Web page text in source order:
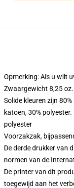
Opmerking: Als u wilt
Zwaargewicht 8,25
Solide kleuren zijn
katoen, 30%
polyester
Voorzakzak,
De derde drukker van
normen van de
De printer van dit
toegewijd aan het